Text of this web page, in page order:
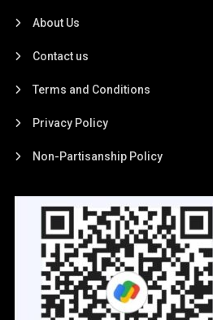
About Us
Contact us
Terms and Conditions
Privacy Policy
Non-Partisanship Policy